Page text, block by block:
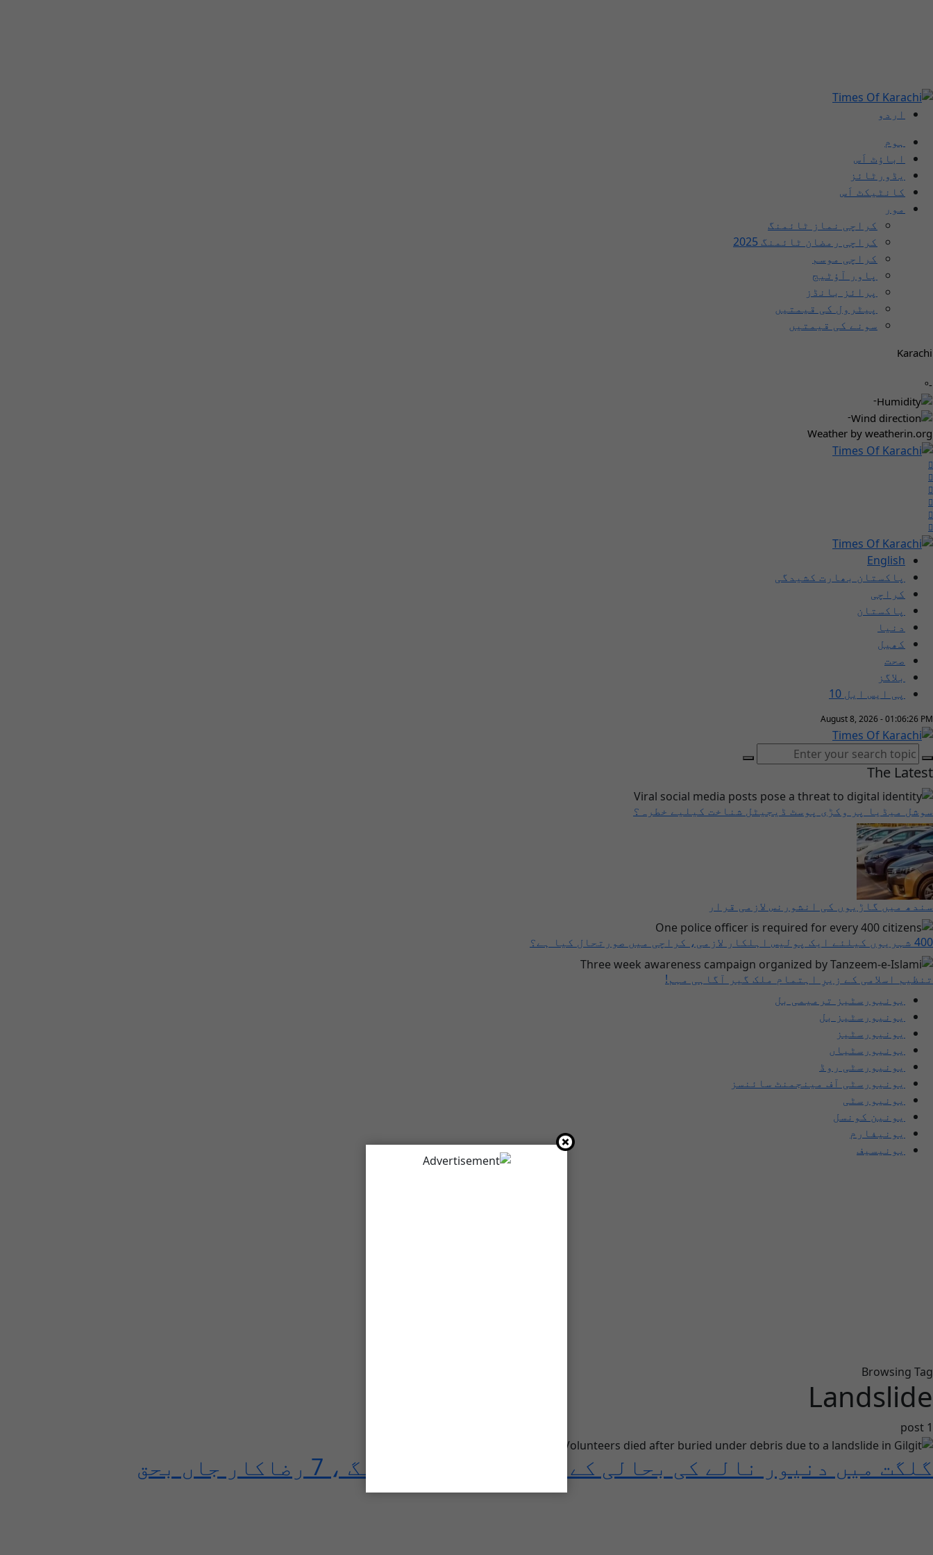
اردو
ہوم
اباؤٹ اَس
یڈورٹائز
کانٹیکٹ اَس
مور
کراچی نماز ٹائمنگ
کراچی رمضان ٹائمنگ 2025
کراچی موسم
پاور آؤٹیج
پرائز بانڈز
پیٹرول کی قیمتیں
سونے کی قیمتیں
Karachi
-º
-
-
Weather by weatherin.org
English
پاکستان بھارت کشیدگی
کراچی
پاکستان
دنیا
کھیل
صحت
بلاگز
پی ایس ایل 10
August 8, 2026 - 01:06:27 PM
The Latest
سوشل میڈیا پر وکڑی پوسٹ ڈیجیٹل شناخت کیلیے خطرہ؟
سندھ میں گاڑیوں کی انشورنس لازمی قرار
400 شہریوں کیلئے ایک پولیس اہلکار لازمی، کراچی میں صورتحال کیا ہے؟
تنظیم اسلامی کے زیرِ اہتمام ملک گیر آگاہی مہم!
یونیورسٹیز ترمیمی بل
یونیورسٹیز بل
یونیورسٹیز
یونیورسٹیاں
یونیورسٹی روڈ
یونیورسٹی آف مینجمنٹ سائنسز
یونیورسٹی
یونین کونسل
یونیفارم
یونیسیف
Browsing Tag
Landslide
1 post
گلگت میں دنیور نالے کی بحالی کے دوران لینڈسلائیڈنگ ، 7 رضاکار جاں بحق